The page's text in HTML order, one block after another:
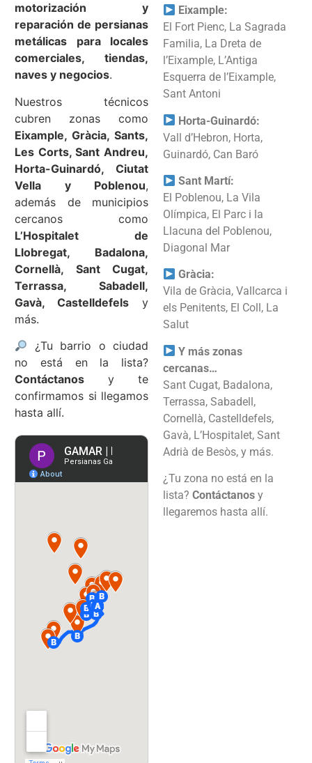
motorización y
reparación de persianas
metálicas para locales
comerciales, tiendas,
naves y negocios.
Nuestros técnicos
cubren zonas como
Eixample, Gràcia, Sants,
Les Corts, Sant Andreu,
Horta-Guinardó, Ciutat
Vella y Poblenou,
además de municipios
cercanos como
L’Hospitalet de
Llobregat, Badalona,
Cornellà, Sant Cugat,
Terrassa, Sabadell,
Gavà, Castelldefels y
más.
¿Tu barrio o ciudad
no está en la lista?
Contáctanos y te
confirmamos si llegamos
hasta allí.
Eixample:
El Fort Pienc, La Sagrada
Familia, La Dreta de
l’Eixample, L’Antiga
Esquerra de l’Eixample,
Sant Antoni
Horta-Guinardó:
Vall d’Hebron, Horta,
Guinardó, Can Baró
Sant Martí:
El Poblenou, La Vila
Olímpica, El Parc i la
Llacuna del Poblenou,
Diagonal Mar
Gràcia:
Vila de Gràcia, Vallcarca i
els Penitents, El Coll, La
Salut
Y más zonas
cercanas…
Sant Cugat, Badalona,
Terrassa, Sabadell,
Cornellà, Castelldefels,
Gavà, L’Hospitalet, Sant
Adrià de Besòs, y más.
¿Tu zona no está en la
lista? Contáctanos y
llegaremos hasta allí.